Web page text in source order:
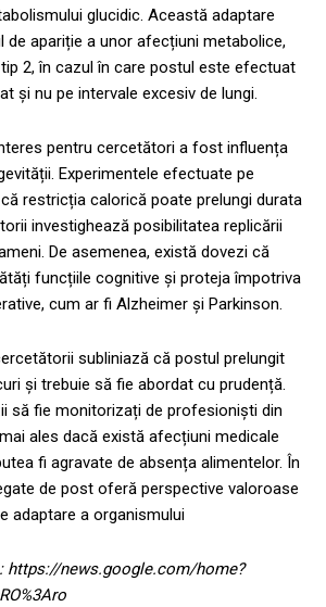
glucidic. Această adaptare
de apariție a unor afecțiuni metabolice,
2, în cazul în care postul este efectuat
și nu pe intervale excesiv de lungi.
pentru cercetători a fost influența
Experimentele efectuate pe
restricția calorică poate prelungi durata
investighează posibilitatea replicării
De asemenea, există dovezi că
funcțiile cognitive și proteja împotriva
cum ar fi Alzheimer și Parkinson.
subliniază că postul prelungit
și trebuie să fie abordat cu prudență.
să fie monitorizați de profesioniști din
ales dacă există afecțiuni medicale
fi agravate de absența alimentelor. În
de post oferă perspective valoroase
adaptare a organismului
https://news.google.com/home?